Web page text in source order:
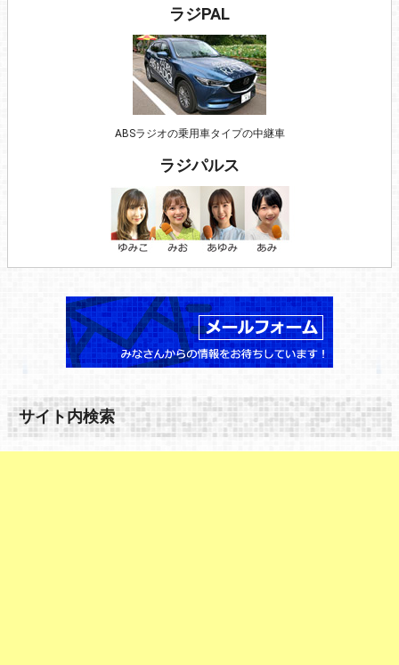
ラジPAL
ABSラジオの乗用車タイプの中継車
ラジパルス
サイト内検索